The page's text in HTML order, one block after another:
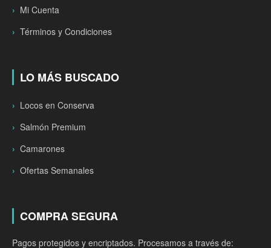
Mi Cuenta
Términos y Condiciones
LO MÁS BUSCADO
Locos en Conserva
Salmón Premium
Camarones
Ofertas Semanales
COMPRA SEGURA
Pagos protegidos y encriptados. Procesamos a través de: